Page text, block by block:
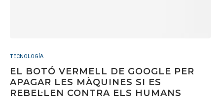
TECNOLOGÍA
EL BOTÓ VERMELL DE GOOGLE PER
APAGAR LES MÀQUINES SI ES
REBEL·LEN CONTRA ELS HUMANS